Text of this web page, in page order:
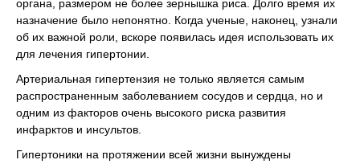
органа, размером не более зернышка риса. Долго время их
назначение было непонятно. Когда ученые, наконец, узнали
об их важной роли, вскоре появилась идея использовать их
для лечения гипертонии.
Артериальная гипертензия не только является самым
распространенным заболеванием сосудов и сердца, но и
одним из факторов очень высокого риска развития
инфарктов и инсультов.
Гипертоники на протяжении всей жизни вынуждены